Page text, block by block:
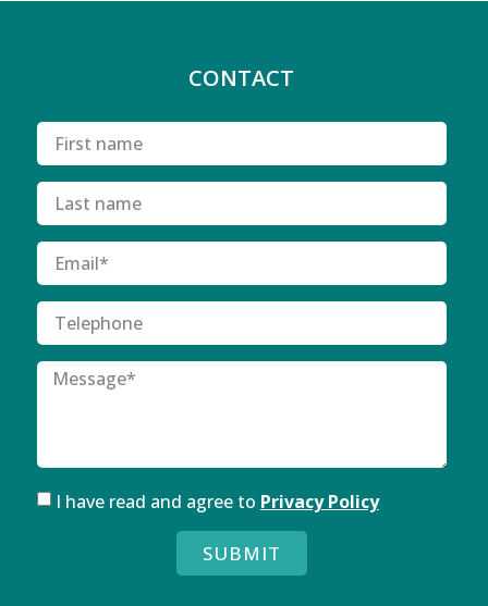
CONTACT
I have read and agree to Privacy Policy
SUBMIT